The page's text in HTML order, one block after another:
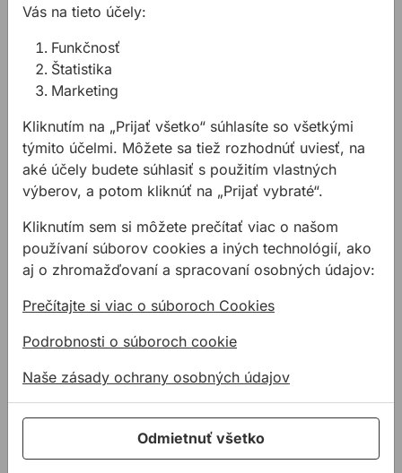
PRODUKTY
Konštrukčné tepelnoizolačné dosky
Kotviaca a pripevňovacia technika
Pásky a fólie
PODPORA
Služby
Na stiahnutie
Rady a tipy
KONTAKTY
Spoločnosť
Predajné miesta
Technická podpora
Zákaznícka podpora
O NÁS
Vás na tieto účely:
Funkčnosť
Štatistika
Marketing
Kliknutím na „Prijať všetko“ súhlasíte so všetkými
týmito účelmi. Môžete sa tiež rozhodnúť uviesť, na
aké účely budete súhlasiť s použitím vlastných
výberov, a potom kliknúť na „Prijať vybraté“.
Kliknutím sem si môžete prečítať viac o našom
používaní súborov cookies a iných technológií, ako
aj o zhromažďovaní a spracovaní osobných údajov:
Prečítajte si viac o súboroch Cookies
Podrobnosti o súboroch cookie
Naše zásady ochrany osobných údajov
Odmietnuť všetko